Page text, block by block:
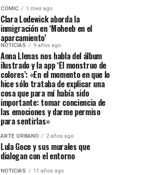
CÓMIC 1 mes ago
Clara Lodewick aborda la
inmigración en ‘Moheeb en el
aparcamiento’
NOTICIAS 9 años ago
Anna Llenas nos habla del álbum
ilustrado y la app ‘El monstruo de
colores’: «En el momento en que lo
hice sólo trataba de explicar una
cosa que para mí había sido
importante: tomar conciencia de
las emociones y darme permiso
para sentirlas»
ARTE URBANO 2 años ago
Lula Goce y sus murales que
dialogan con el entorno
NOTICIAS 11 años ago